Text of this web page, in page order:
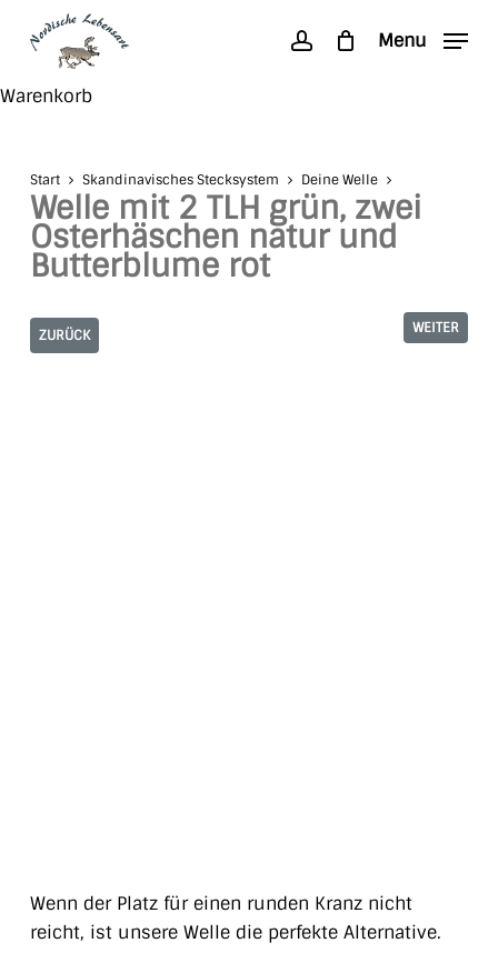
content
accountMenu
WarenkorbClose
Start Skandinavisches Stecksystem Deine Welle
Welle mit 2 TLH grün, zwei
Osterhäschen natur und
Butterblume rot
ZURÜCK WEITER
Wenn der Platz für einen runden Kranz nicht
reicht, ist unsere Welle die perfekte Alternative.